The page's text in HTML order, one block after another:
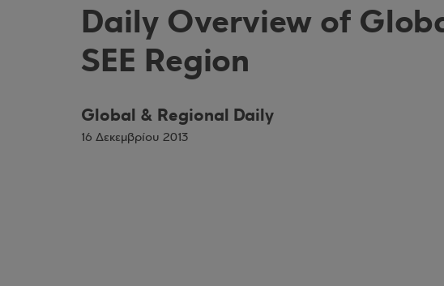
Daily Overview of
SEE Region
Global & Regional Daily
16 Δεκεμβρίου 2013